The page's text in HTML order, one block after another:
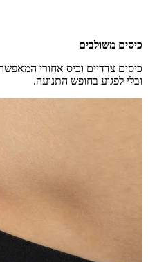
כיסים משולבים
כיסים צדדיים וכיס אחורי
ובלי לפגוע בחופש התנועה.